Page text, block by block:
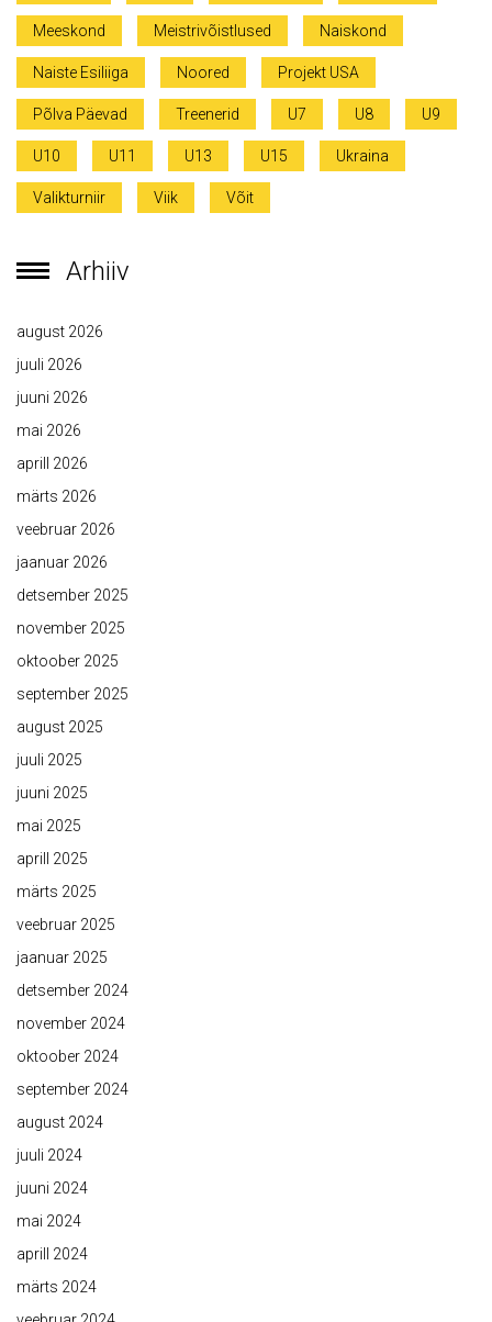
Meeskond Meistrivõistlused Naiskond
Naiste Esiliiga Noored Projekt USA
Põlva Päevad Treenerid U7 U8 U9
U10 U11 U13 U15 Ukraina
Valikturniir Viik Võit
Arhiiv
august 2026
juuli 2026
juuni 2026
mai 2026
aprill 2026
märts 2026
veebruar 2026
jaanuar 2026
detsember 2025
november 2025
oktoober 2025
september 2025
august 2025
juuli 2025
juuni 2025
mai 2025
aprill 2025
märts 2025
veebruar 2025
jaanuar 2025
detsember 2024
november 2024
oktoober 2024
september 2024
august 2024
juuli 2024
juuni 2024
mai 2024
aprill 2024
märts 2024